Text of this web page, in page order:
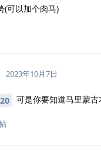
(可以加个肉马)
2023年10月7日
可是你要知道马里蒙